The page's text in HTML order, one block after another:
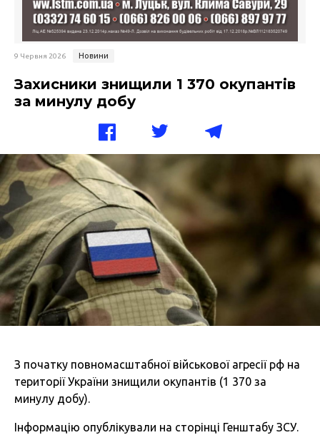
9 Червня 2026 Новини
Захисники знищили 1 370 окупантів
за минулу добу
З початку повномасштабної військової агресії рф на
території України знищили окупантів (1 370 за
минулу добу).
Інформацію опублікували на сторінці Генштабу ЗСУ.